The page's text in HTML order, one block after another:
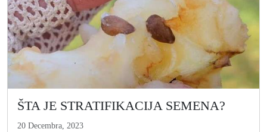
ŠTA JE STRATIFIKACIJA SEMENA?
20 Decembra, 2023